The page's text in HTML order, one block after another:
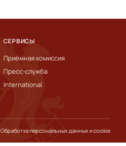
СЕРВИСЫ
Приёмная комиссия
Пресс-служба
International
Обработка персональных данных и cookie